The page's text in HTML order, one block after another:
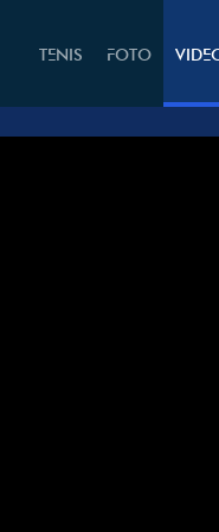
TENIS FOTO